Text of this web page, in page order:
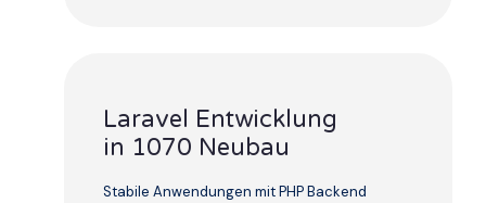
Laravel Entwicklung
in 1070 Neubau
Stabile Anwendungen mit PHP Backend